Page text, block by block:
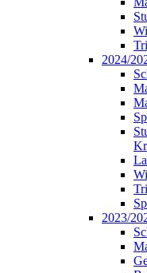
2024/
2023/